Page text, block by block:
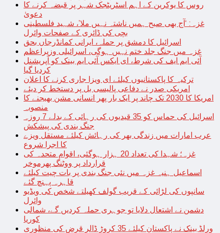
روس کا یوکرین کے اہم اسٹریٹجک شہر پر قبضہ کرنے کا
دعویٰ
غزہ: ‘آج بھی صبح ہمیں ناشتہ نہیں ملا’، شہید فلسطینی
بچی کی ڈائری کے صفحات وائرل
اسرائیل کا دمشق پر حملہ، ایرانی کمانڈرجاں بحق
غزہ میں جنگ جلد ختم نہیں ہوگی، اسرائیلی وزیراعظم
آئی ایم ایف کی شرط، ای ایکس آئی ایم بینک کو آپریشنل
کردیا گیا
ترکیہ کا پاکستانیوں کیلئے ای ویزا جاری کرنے کا اعلان
امریکی صدر نے دفاعی پالیسی بل پر دستخط کر دیئے
امریکا کا 2030 تک چاند پر ایک بار پھر انسانی مشن بھیجنے کا
منصوبہ
اسرائیل کی حماس کو 35 قیدیوں کی رہائی کے بدلے 7 روزہ
جنگ بندی کی پیشکش
عرب امارات میں زندگی بھر کی رہائش کیلئے مستقل ویزے
کا اجرا شروع
غزہ؛ شہدا کی تعداد 20 ہزار ہوگئی، اقوام متحدہ کی
قرارداد پر ووٹنگ پھرموخر
اسماعیل ہنیہ غزہ میں نئی جنگ بندی پر بات چیت کیلئے
قاہرہ پہنچ گئے
سانپوں کی لڑائی کے قریب گولف کھیلتے شخص کی ویڈیو
وائرل
دشمن نے اشتعال دلایا تو جوہری حملہ کردیں گے، شمالی
کوریا
ورلڈ بینک نے پاکستان کیلئے 35 کروڑ ڈالر قرض کی منظوری